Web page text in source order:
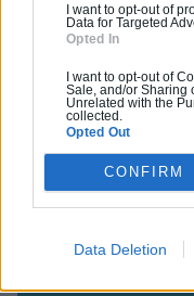
I want to opt-out of
Data for Targeted
Opted In
I want to opt-out of
Sale, and/or Sharing
Unrelated with the
collected.
Opted Out
CONFIRM
Data Deletion
Activités :Salle de bain, Couverture tuiles / petits éléments, Isolation